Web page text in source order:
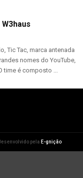
Tic Tac, marca antenada
nomes do YouTube,
time é composto ...
pela E-gnição